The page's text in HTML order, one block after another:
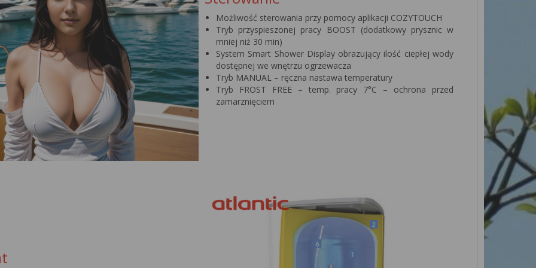
Możliwość sterowania przy pomocy aplikacji COZYTOUCH
Tryb przyspieszonej pracy BOOST (dodatkowy prysznic w
mniej niż 30 min)
System Smart Shower Display obrazujący ilość ciepłej wody
dostępnej we wnętrzu ogrzewacza
Tryb MANUAL – ręczna nastawa temperatury
Tryb FROST FREE – temp. pracy 7°C – ochrona przed
zamarznięciem